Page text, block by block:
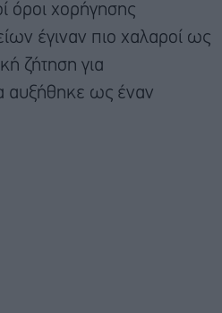
όροι χορήγησης
έγιναν πιο χαλαροί ως
ζήτηση για
αυξήθηκε ως έναν